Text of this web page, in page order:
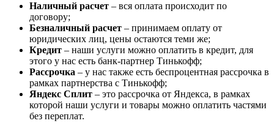
Наличный расчет – вся оплата происходит по
договору;
Безналичный расчет – принимаем оплату от
юридических лиц, цены остаются теми же;
Кредит – наши услуги можно оплатить в кредит, для
этого у нас есть банк-партнер Тинькофф;
Рассрочка – у нас также есть беспроцентная рассрочка в
рамках партнерства с Тинькофф;
Яндекс Сплит – это рассрочка от Яндекса, в рамках
которой наши услуги и товары можно оплатить частями
без переплат.